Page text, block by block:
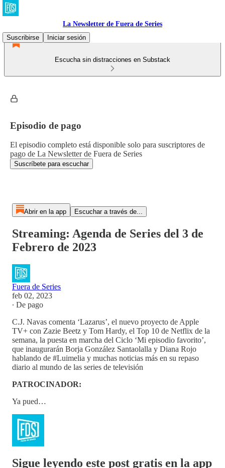
La Newsletter de Fuera de Series
Suscribirse
Iniciar sesión
Escucha sin distracciones en Substack
Episodio de pago
El episodio completo está disponible solo para suscriptores de
pago de La Newsletter de Fuera de Series
Suscríbete para escuchar
Abrir en la app Escuchar a través de...
Streaming: Agenda de Series del 3 de
Febrero de 2023
Fuera de Series
feb 02, 2023
∙ De pago
C.J. Navas comenta ‘Lazarus’, el nuevo proyecto de Apple
TV+ con Zazie Beetz y Tom Hardy, el Top 10 de Netflix de la
semana, la puesta en marcha del Ciclo ‘Mi episodio favorito’,
que inaugurarán Borja González Santaolalla y Diana Rojo
hablando de #Luimelia y muchas noticias más en su repaso
diario al mundo de las series de televisión
PATROCINADOR:
Ya pued…
Sigue leyendo este post gratis en la app